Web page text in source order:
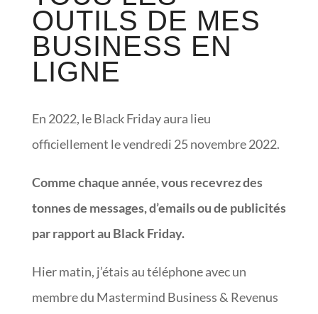
OUTILS DE MES
BUSINESS EN
LIGNE
En 2022, le Black Friday aura lieu
officiellement le vendredi 25 novembre 2022.
Comme chaque année, vous recevrez des
tonnes de messages, d’emails ou de publicités
par rapport au Black Friday.
Hier matin, j’étais au téléphone avec un
membre du Mastermind Business & Revenus